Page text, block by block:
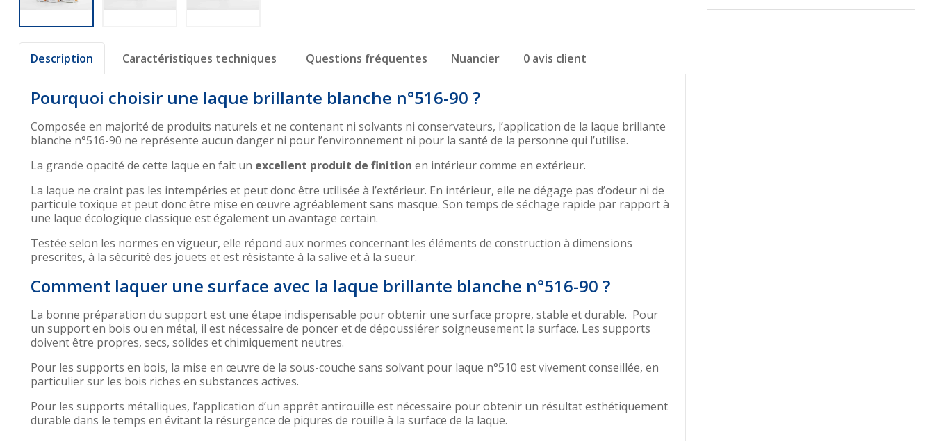
Description Caractéristiques techniques Questions fréquentes Nuancier 0 avis client
Pourquoi choisir une laque brillante blanche n°516-90 ?
Composée en majorité de produits naturels et ne contenant ni solvants ni conservateurs, l’application de la laque brillante
blanche n°516-90 ne représente aucun danger ni pour l’environnement ni pour la santé de la personne qui l’utilise.
La grande opacité de cette laque en fait un excellent produit de finition en intérieur comme en extérieur.
La laque ne craint pas les intempéries et peut donc être utilisée à l’extérieur. En intérieur, elle ne dégage pas d’odeur ni de
particule toxique et peut donc être mise en œuvre agréablement sans masque. Son temps de séchage rapide par rapport à
une laque écologique classique est également un avantage certain.
Testée selon les normes en vigueur, elle répond aux normes concernant les éléments de construction à dimensions
prescrites, à la sécurité des jouets et est résistante à la salive et à la sueur.
Comment laquer une surface avec la laque brillante blanche n°516-90 ?
La bonne préparation du support est une étape indispensable pour obtenir une surface propre, stable et durable. Pour
un support en bois ou en métal, il est nécessaire de poncer et de dépoussiérer soigneusement la surface. Les supports
doivent être propres, secs, solides et chimiquement neutres.
Pour les supports en bois, la mise en œuvre de la sous-couche sans solvant pour laque n°510 est vivement conseillée, en
particulier sur les bois riches en substances actives.
Pour les supports métalliques, l’application d’un apprêt antirouille est nécessaire pour obtenir un résultat esthétiquement
durable dans le temps en évitant la résurgence de piqures de rouille à la surface de la laque.